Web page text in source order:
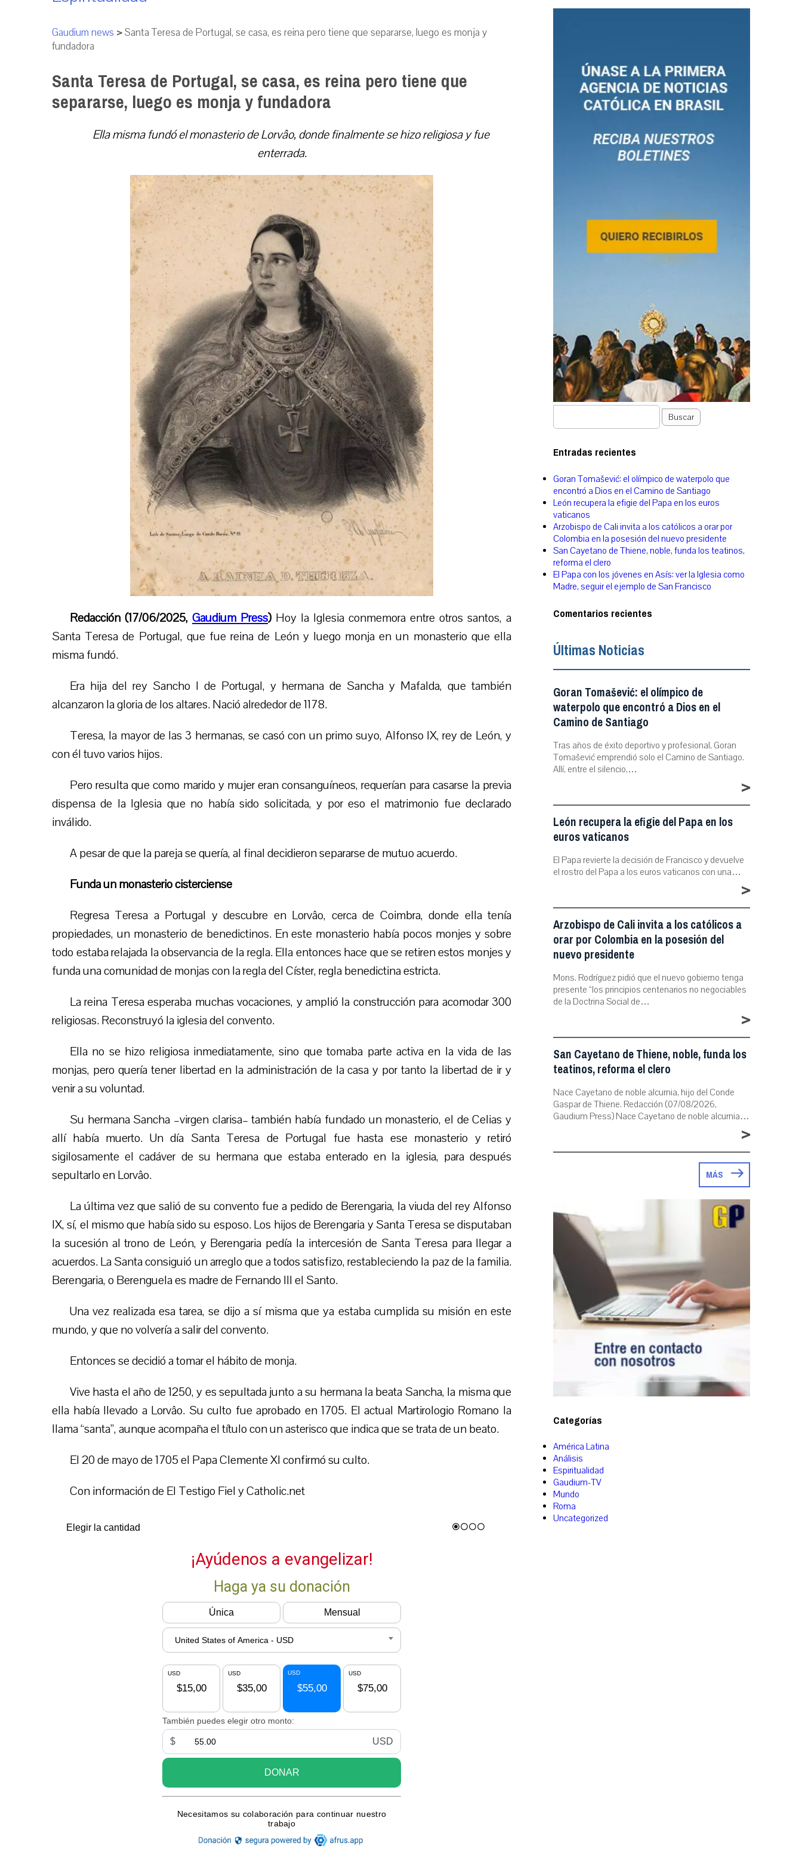
Gaudium news >Santa Teresa de Portugal, se casa, es reina pero tiene que separarse, luego es monja y
fundadora
Santa Teresa de Portugal, se casa, es reina pero tiene que
separarse, luego es monja y fundadora
Ella misma fundó el monasterio de Lorvâo, donde finalmente se hizo religiosa y fue
enterrada.
Redacción (17/06/2025, Gaudium Press) Hoy la Iglesia conmemora entre otros santos, a
Santa Teresa de Portugal, que fue reina de León y luego monja en un monasterio que ella
misma fundó.
Era hija del rey Sancho I de Portugal, y hermana de Sancha y Mafalda, que también
alcanzaron la gloria de los altares. Nació alrededor de 1178.
Teresa, la mayor de las 3 hermanas, se casó con un primo suyo, Alfonso IX, rey de León, y
con él tuvo varios hijos.
Pero resulta que como marido y mujer eran consanguíneos, requerían para casarse la previa
dispensa de la Iglesia que no había sido solicitada, y por eso el matrimonio fue declarado
inválido.
A pesar de que la pareja se quería, al final decidieron separarse de mutuo acuerdo.
Funda un monasterio cisterciense
Regresa Teresa a Portugal y descubre en Lorvâo, cerca de Coimbra, donde ella tenía
propiedades, un monasterio de benedictinos. En este monasterio había pocos monjes y sobre
todo estaba relajada la observancia de la regla. Ella entonces hace que se retiren estos monjes y
funda una comunidad de monjas con la regla del Císter, regla benedictina estricta.
La reina Teresa esperaba muchas vocaciones, y amplió la construcción para acomodar 300
religiosas. Reconstruyó la iglesia del convento.
Ella no se hizo religiosa inmediatamente, sino que tomaba parte activa en la vida de las
monjas, pero quería tener libertad en la administración de la casa y por tanto la libertad de ir y
venir a su voluntad.
Su hermana Sancha –virgen clarisa– también había fundado un monasterio, el de Celias y
allí había muerto. Un día Santa Teresa de Portugal fue hasta ese monasterio y retiró
sigilosamente el cadáver de su hermana que estaba enterado en la iglesia, para después
sepultarlo en Lorvâo.
La última vez que salió de su convento fue a pedido de Berengaria, la viuda del rey Alfonso
IX, sí, el mismo que había sido su esposo. Los hijos de Berengaria y Santa Teresa se disputaban
la sucesión al trono de León, y Berengaria pedía la intercesión de Santa Teresa para llegar a
acuerdos. La Santa consiguió un arreglo que a todos satisfizo, restableciendo la paz de la familia.
Berengaria, o Berenguela es madre de Fernando III el Santo.
Una vez realizadaesa tarea, se dijo a sí misma que ya estaba cumplida su misión en este
mundo, y que no volvería a salir del convento.
Entonces se decidió a tomar el hábito de monja.
Vive hasta el año de 1250, y es sepultada junto a su hermana la beata Sancha, la misma que
ella había llevado a Lorvâo. Su culto fue aprobado en 1705. El actual Martirologio Romano la
llama “santa”, aunque acompaña el título con un asterisco que indica que se trata de un beato.
El 20 de mayo de 1705 el Papa Clemente XI confirmó su culto.
Con información de El Testigo Fiel y Catholic.net
Buscar
Entradas recientes
Goran Tomašević: el olímpico de waterpolo que
encontró a Dios en el Camino de Santiago
León recupera la efigie del Papa en los euros
vaticanos
Arzobispo de Cali invita a los católicos a orar por
Colombia en la posesión del nuevo presidente
San Cayetano de Thiene, noble, funda los teatinos,
reforma el clero
El Papa con los jóvenes en Asís: ver la Iglesia como
Madre, seguir el ejemplo de San Francisco
Comentarios recientes
Últimas Noticias
Goran Tomašević: el olímpico de
waterpolo que encontró a Dios en el
Camino de Santiago
Tras años de éxito deportivo y profesional, Goran
Tomašević emprendió solo el Camino de Santiago.
Allí, entre el silencio,…
>
León recupera la efigie del Papa en los
euros vaticanos
El Papa revierte la decisión de Francisco y devuelve
el rostro del Papa a los euros vaticanos con una…
>
Arzobispo de Cali invita a los católicos a
orar por Colombia en la posesión del
nuevo presidente
Mons. Rodríguez pidió que el nuevo gobierno tenga
presente “los principios centenarios no negociables
de la Doctrina Social de…
>
San Cayetano de Thiene, noble, funda los
teatinos, reforma el clero
Nace Cayetano de noble alcurnia, hijo del Conde
Gaspar de Thiene. Redacción (07/08/2026,
Gaudium Press) Nace Cayetano de noble alcurnia…
>
MÁS
Categorías
América Latina
Análisis
Espiritualidad
Gaudium-TV
Mundo
Roma
Uncategorized